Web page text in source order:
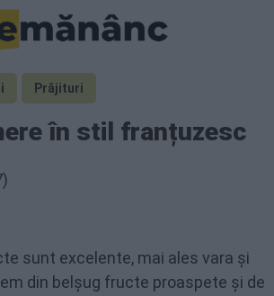
Prăjituri
în stil franțuzesc
sunt excelente, mai ales vara și
din belșug fructe proaspete și de